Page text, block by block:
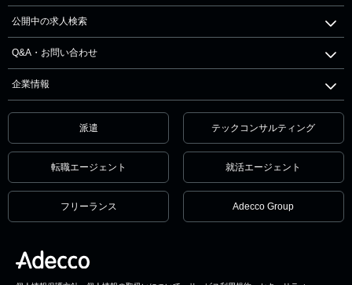
公開中の求人検索
Q&A・お問い合わせ
企業情報
派遣 テックコンサルティング
転職エージェント 就活エージェント
フリーランス Adecco Group